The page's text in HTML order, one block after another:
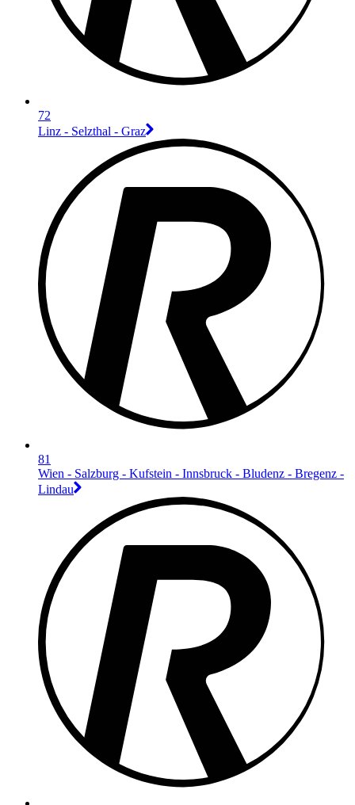
72
Linz - Selzthal - Graz
81
Wien - Salzburg - Kufstein - Innsbruck - Bludenz - Bregenz -
Lindau